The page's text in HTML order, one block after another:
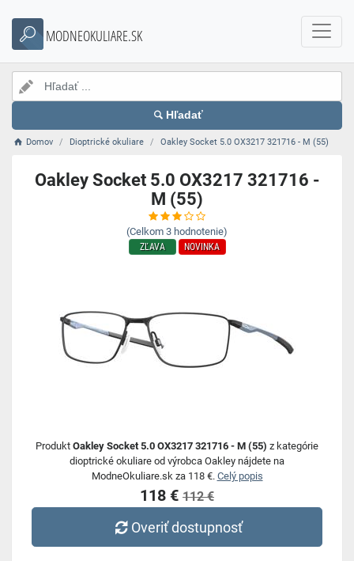
MODNEOKULIARE.SK
Hľadať
Domov Dioptrické okuliare Oakley Socket 5.0 OX3217 321716 - M (55)
Oakley Socket 5.0 OX3217 321716 -
M (55)
(Celkom 3 hodnotenie)
ZĽAVA NOVINKA
Produkt Oakley Socket 5.0 OX3217 321716 - M (55) z kategórie
dioptrické okuliare od výrobca Oakley nájdete na
ModneOkuliare.sk za 118 €. Celý popis
118 € 112 €
Overiť dostupnosť